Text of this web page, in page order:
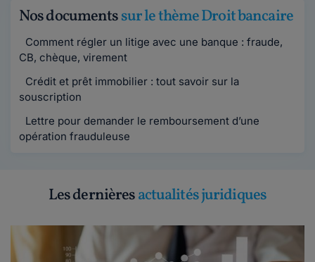
Nos documentssur le thème Droit bancaire
Comment régler un litige avec une banque : fraude,
CB, chèque, virement
Crédit et prêt immobilier : tout savoir sur la
souscription
Lettre pour demander le remboursement d’une
opération frauduleuse
Les dernièresactualités juridiques